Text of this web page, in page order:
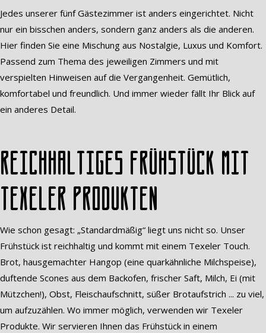
Jedes unserer fünf Gästezimmer ist anders eingerichtet. Nicht
nur ein bisschen anders, sondern ganz anders als die anderen.
Hier finden Sie eine Mischung aus Nostalgie, Luxus und Komfort.
Passend zum Thema des jeweiligen Zimmers und mit
verspielten Hinweisen auf die Vergangenheit. Gemütlich,
komfortabel und freundlich. Und immer wieder fällt Ihr Blick auf
ein anderes Detail.
Reichhaltiges Frühstück mit
Texeler Produkten
Wie schon gesagt: „Standardmäßig“ liegt uns nicht so. Unser
Frühstück ist reichhaltig und kommt mit einem Texeler Touch.
Brot, hausgemachter Hangop (eine quarkähnliche Milchspeise),
duftende Scones aus dem Backofen, frischer Saft, Milch, Ei (mit
Mützchen!), Obst, Fleischaufschnitt, süßer Brotaufstrich ... zu viel,
um aufzuzählen. Wo immer möglich, verwenden wir Texeler
Produkte. Wir servieren Ihnen das Frühstück in einem